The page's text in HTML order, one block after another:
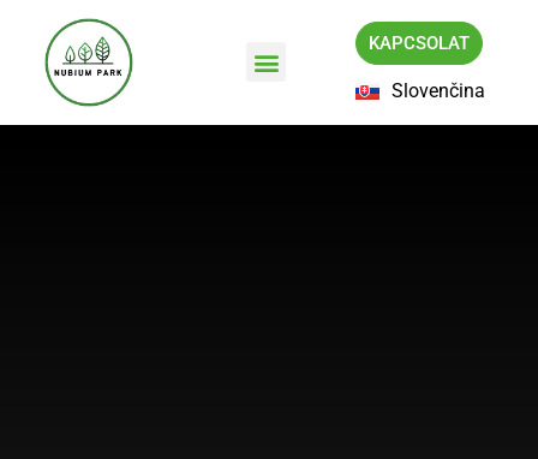
KAPCSOLAT
Slovenčina